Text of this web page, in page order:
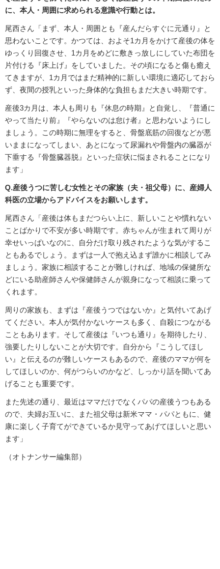
に、本人・周囲に求められる意識や行動とは。
尾西さん「まず、本人・周囲とも『産んだらすぐに元通り』と
思わないことです。かつては、およそ1カ月をかけて産後の体を
ゆっくり回復させ、1カ月をめどに敷きっ放しにしていた布団を
片付ける『床上げ』をしていました。その頃になると傷も癒え
てきますが、1カ月ではまだ精神的に新しい環境に適応しておら
ず、夜間の授乳といった身体的な負担もまだ大きい時期です。
産後3カ月は、本人も周りも『休息の時期』と自覚し、『普通に
やって当たり前』『やらないのは怠け者』と思わないようにし
ましょう。この時期に無理をすると、骨盤底筋の回復などが悪
いままになってしまい、あとになって尿漏れや骨盤内の臓器が
下垂する『骨盤臓器脱』といった症状に悩まされることになり
ます」
Q.産後うつに苦しむ女性とその家族（夫・祖父母）に、産婦人
科医の立場からアドバイスをお願いします。
尾西さん「産後は体もまだつらい上に、新しいことや慣れない
ことばかりで不安が多い時期です。赤ちゃんが生まれて周りが
幸せいっぱいなのに、自分だけ取り残されたような気がするこ
ともあるでしょう。まずは一人で抱え込まず誰かに相談してみ
ましょう。家族に相談することが難しければ、地域の保健所な
どにいる助産師さんや保健師さんが親身になって相談に乗って
くれます。
周りの家族も、まずは『産後うつではないか』と気付いてあげ
てください。本人が気付かないケースも多く、自殺につながる
こともあります。そして産後は『いつも通り』を期待したり、
強要したりしないことが大切です。自分から『こうしてほし
い』と伝えるのが難しいケースもあるので、産後のママが何を
してほしいのか、何がつらいのかなど、しっかり話を聞いてあ
げることも重要です。
また先述の通り、最近はママだけでなくパパの産後うつもある
ので、夫婦お互いに、また祖父母は新米ママ・パパともに、健
康に楽しく子育てができているか見守ってあげてほしいと思い
ます」
（オトナンサー編集部）